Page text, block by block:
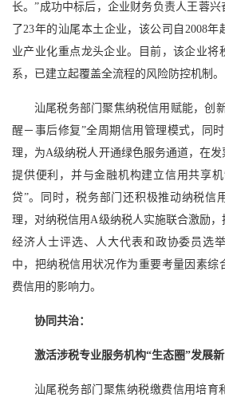
长。”成功中标后，企业财务负责人王蓉
了23年的汕尾本土企业，该公司自2008
业产业化重点龙头企业。目前，该企业将
系，已建立起覆盖全流程的风险防控机制。
汕尾税务部门聚焦纳税信用赋能，创
醒－事后修复”全周期信用管理模式，同
理，为A级纳税人开通绿色服务通道，在
提供便利，并与金融机构建立信用共享
贷”。同时，税务部门还积极推动纳税信
理，对纳税信用A级纳税人实施联合激励，
经济人士评选、人大代表和政协委员选
中，把纳税信用状况作为重要考量因素综
费信用的影响力。
协同共治：
激活涉税专业服务机构“生态圈”发展
汕尾税务部门聚焦纳税缴费信用培育